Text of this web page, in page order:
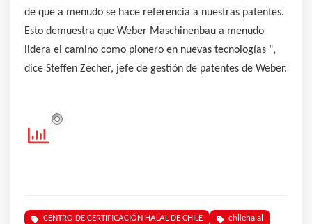
de que a menudo se hace referencia a nuestras patentes.
Esto demuestra que Weber Maschinenbau a menudo
lidera el camino como pionero en nuevas tecnologías “,
dice Steffen Zecher, jefe de gestión de patentes de Weber.
CENTRO DE CERTIFICACIÓN HALAL DE CHILE
chilehalal